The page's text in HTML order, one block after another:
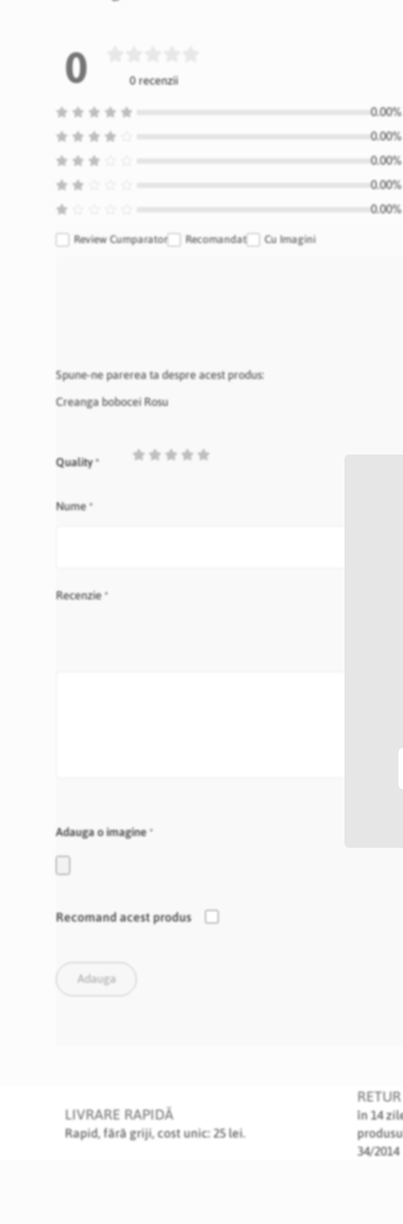
0 0 recenzii
Review Cumparator Recomandat Cu Imagini
Spune-ne parerea ta despre acest produs:
Creanga bobocei Rosu
Quality
1
2
3
4
Nume
Recenzie
Adauga o imagine
Recomand acest produs
Adauga
LIVRARE RAPIDĂ
Rapid, fără griji, cost unic: 25 lei.
în 14
34/2014